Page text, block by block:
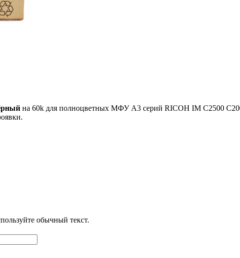
на 60k для полноцветных МФУ A3 серий RICOH IM C2500
обычный текст.